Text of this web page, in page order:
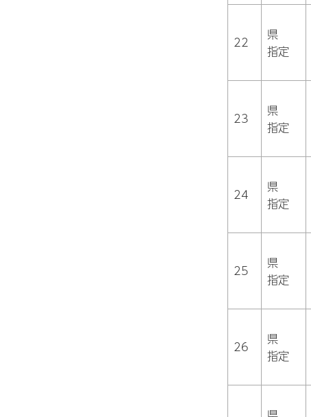
22
県
指定
23
県
指定
24
県
指定
25
県
指定
26
県
指定